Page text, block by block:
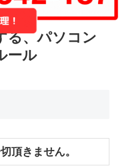
る、パソコン
ール
頂きません。